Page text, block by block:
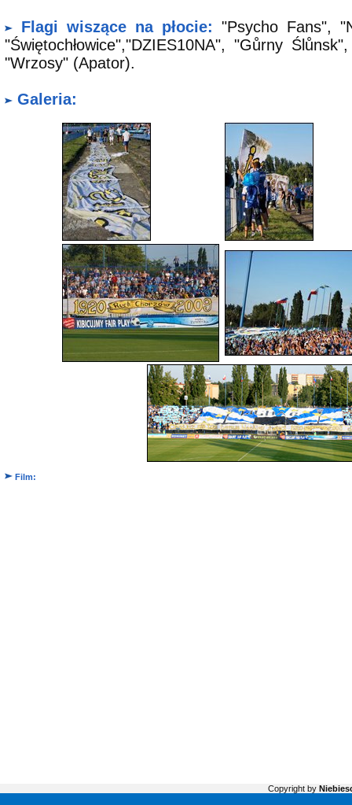
Flagi wiszące na płocie: "Psycho Fans",
"Świętochłowice","DZIES10NA", "Gůrny
"Wrzosy" (Apator).
Galeria:
Film:
Copyright by